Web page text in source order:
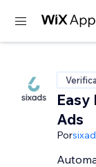
Easy
Ads
Por